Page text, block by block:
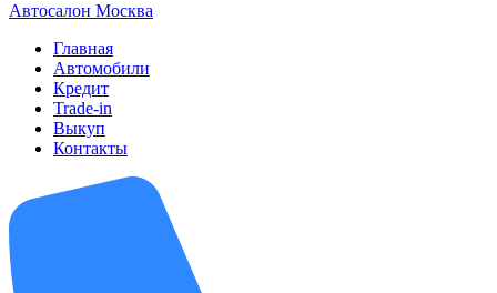
Автосалон Москва
Главная
Автомобили
Кредит
Trade-in
Выкуп
Контакты